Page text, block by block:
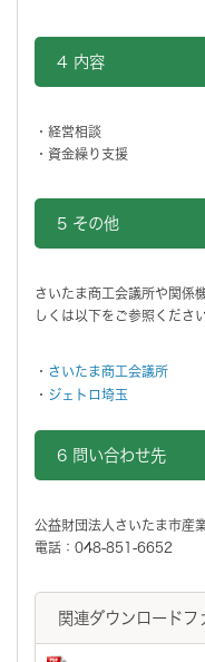
4 内容
・経営相談
・資金繰り支援
5 その他
さいたま商工会議所や関係
しくは以下をご参照ください
・ さいたま商工会議所
・ ジェトロ埼玉
6 問い合わせ先
公益財団法人さいたま市産
電話：048-851-6652
関連ダウンロードフ